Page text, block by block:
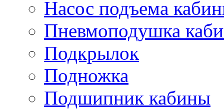
Насос подъема
Пневмоподушка
Подкрылок
Подножка
Подшипник кабины